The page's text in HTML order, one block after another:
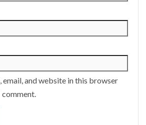
email, and website in this browser